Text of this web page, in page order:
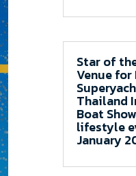
Star of
Venue for
Thailand
Boat
lifestyle
January